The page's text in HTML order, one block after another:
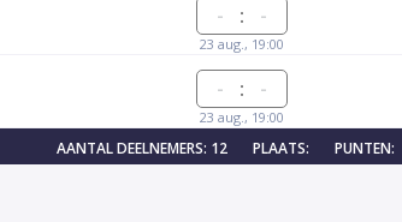
:
23 aug., 19:00
:
23 aug., 19:00
AANTAL DEELNEMERS: 12 PLAATS: PUNTEN: